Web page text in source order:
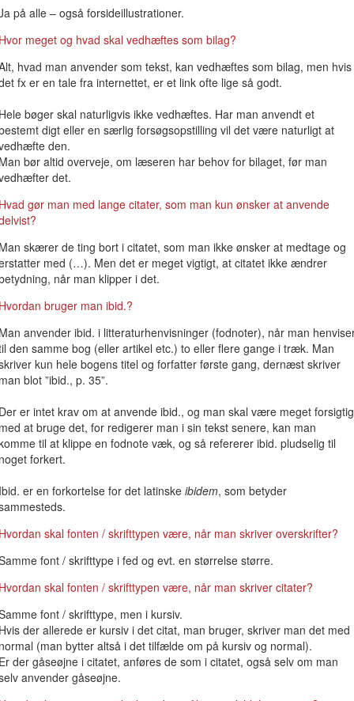
på alle – også forsideillustrationer.
meget og hvad skal vedhæftes som bilag?
hvad man anvender som tekst, kan vedhæftes som bilag, men hvis
fx er en tale fra internettet, er et link ofte lige så godt.
bøger skal naturligvis ikke vedhæftes. Har man anvendt et
digt eller en særlig forsøgsopstilling vil det være naturligt at
den.
bør altid overveje, om læseren har behov for bilaget, før man
det.
gør man med lange citater, som man kun ønsker at anvende
skærer de ting bort i citatet, som man ikke ønsker at medtage og
med (…). Men det er meget vigtigt, at citatet ikke ændrer
når man klipper i det.
bruger man ibid.?
anvender ibid. i litteraturhenvisninger (fodnoter), når man
den samme bog (eller artikel etc.) to eller flere gange i træk. Man
kun hele bogens titel og forfatter første gang, dernæst skriver
blot ”ibid., p. 35”.
er intet krav om at anvende ibid., og man skal være meget forsigtig
at bruge det, for redigerer man i sin tekst senere, kan man
til at klippe en fodnote væk, og så refererer ibid. pludselig til
forkert.
er en forkortelse for det latinske ibidem, som betyder
skal fonten / skrifttypen være, når man skriver overskrifter?
font / skrifttype i fed og evt. en størrelse større.
skal fonten / skrifttypen være, når man skriver citater?
font / skrifttype, men i kursiv.
der allerede er kursiv i det citat, man bruger, skriver man det med
(man bytter altså i det tilfælde om på kursiv og normal).
der gåseøjne i citatet, anføres de som i citatet, også selv om man
anvender gåseøjne.